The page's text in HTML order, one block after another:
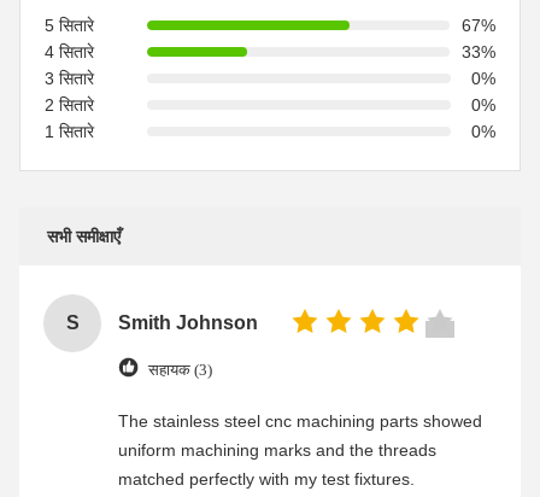
5 सितारे
67%
4 सितारे
33%
3 सितारे
0%
2 सितारे
0%
1 सितारे
0%
सभी समीक्षाएँ
S Smith Johnson
सहायक (3)
The stainless steel cnc machining parts showed
uniform machining marks and the threads
matched perfectly with my test fixtures.